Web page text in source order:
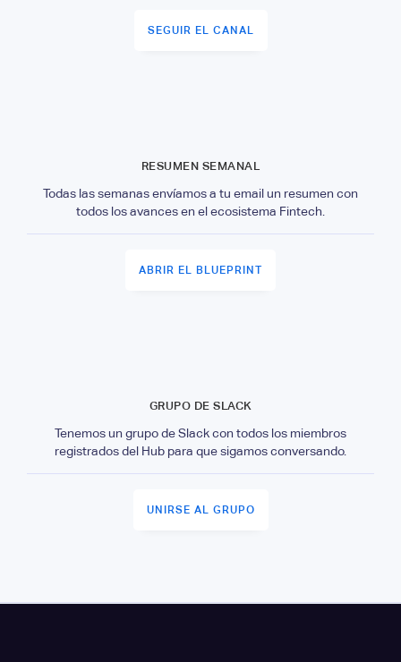
SEGUIR EL CANAL
RESUMEN SEMANAL
Todas las semanas envíamos a tu email un resumen con
todos los avances en el ecosistema Fintech.
ABRIR EL BLUEPRINT
GRUPO DE SLACK
Tenemos un grupo de Slack con todos los miembros
registrados del Hub para que sigamos conversando.
UNIRSE AL GRUPO